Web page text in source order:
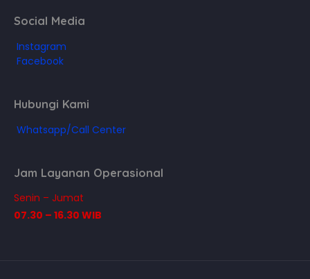
Social Media
Instagram
Facebook
Hubungi Kami
Whatsapp/Call Center
Jam Layanan Operasional
Senin – Jumat
07.30 – 16.30 WIB